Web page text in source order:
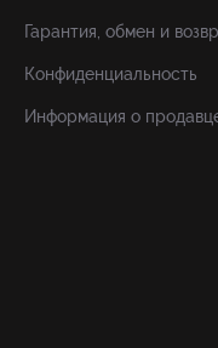
Гарантия, обмен и
Конфиденциальность
Информация о